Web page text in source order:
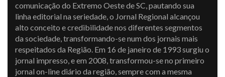
comunicação do Extremo Oeste de SC, pautando sua
linha editorial na seriedade, o Jornal Regional alcançou
alto conceito e credibilidade nos diferentes segmentos
da sociedade, transformando-se num dos jornais mais
respeitados da Região. Em 16 de janeiro de 1993 surgiu o
jornal impresso, e em 2008, transformou-se no primeiro
jornal on-line diário da região, sempre com a mesma